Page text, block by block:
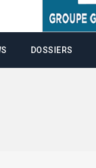
de la fiche de
de serment et à une
DOSSIERS